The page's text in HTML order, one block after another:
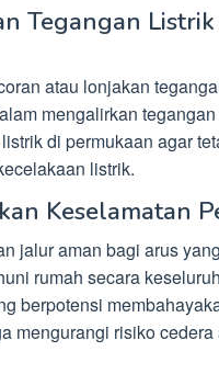
Tegangan
atau lonjakan
mengalirkan
di permukaan agar
listrik.
Keselamatan
jalur aman bagi arus
rumah secara
berpotensi
mengurangi risiko